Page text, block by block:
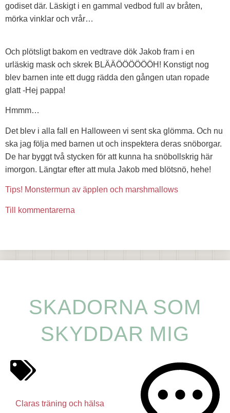
godiset där. Läskigt i en gammal vedbod full av bråten,
mörka vinklar och vrår…
Och plötsligt bakom en vedtrave dök Jakob fram i en
urläskig mask och skrek BLÄÄÖÖÖÖÖÖH! Konstigt nog
blev barnen inte ett dugg rädda den gången utan ropade
glatt -Hej pappa!
Hmmm…
Det blev i alla fall en Halloween vi sent ska glömma. Och nu
ska jag följa med barnen ut och inspektera deras snöborgar.
De har byggt två stycken för att kunna ha snöbollskrig här
imorgon. Längtar efter att mula Jakob med blötsnö, hehe!
Tips! Monstermun av äpplen och marshmallows
Till kommentarerna
SKADORNA SOM
SKYDDAR MIG
Claras träning och hälsa